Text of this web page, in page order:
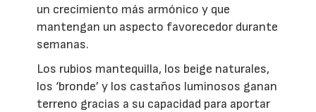
un crecimiento más armónico y que
mantengan un aspecto favorecedor durante
semanas.
Los rubios mantequilla, los beige naturales,
los ‘bronde’ y los castaños luminosos ganan
terreno gracias a su capacidad para aportar